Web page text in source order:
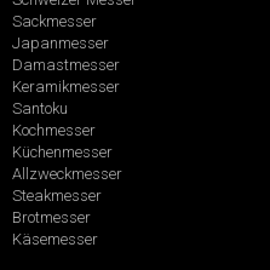
Sackmesser
Japanmesser
Damastmesser
Keramikmesser
Santoku
Kochmesser
Küchenmesser
Allzweckmesser
Steakmesser
Brotmesser
Käsemesser